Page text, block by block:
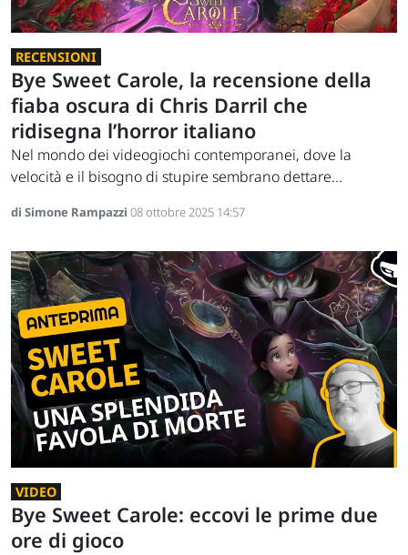
RECENSIONI
Bye Sweet Carole, la recensione della
fiaba oscura di Chris Darril che
ridisegna l’horror italiano
Nel mondo dei videogiochi contemporanei, dove la
velocità e il bisogno di stupire sembrano dettare...
di Simone Rampazzi 08 ottobre 2025 14:57
VIDEO
Bye Sweet Carole: eccovi le prime due
ore di gioco